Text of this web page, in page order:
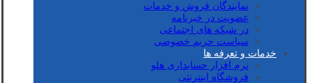
نمایندگان فروش و خدمات
عضویت در خبرنامه
در شبکه های اجتماعی
سیاست حریم خصوصی
خدمات و تعرفه ها
نرم افزار حسابداری هلو
فروشگاه اینترنتی